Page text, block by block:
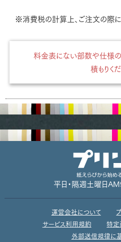
※消費税の計算上、ご注文の際
料金表にない部数や仕様
積もりく
平日・隔週土曜日
運営会社について
サービス利用規約
特定
外部送信規律に